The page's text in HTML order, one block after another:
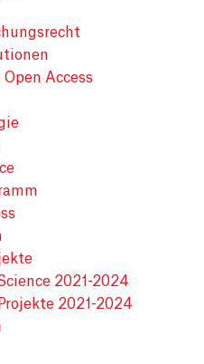
Access
2021-2024
2021-2024